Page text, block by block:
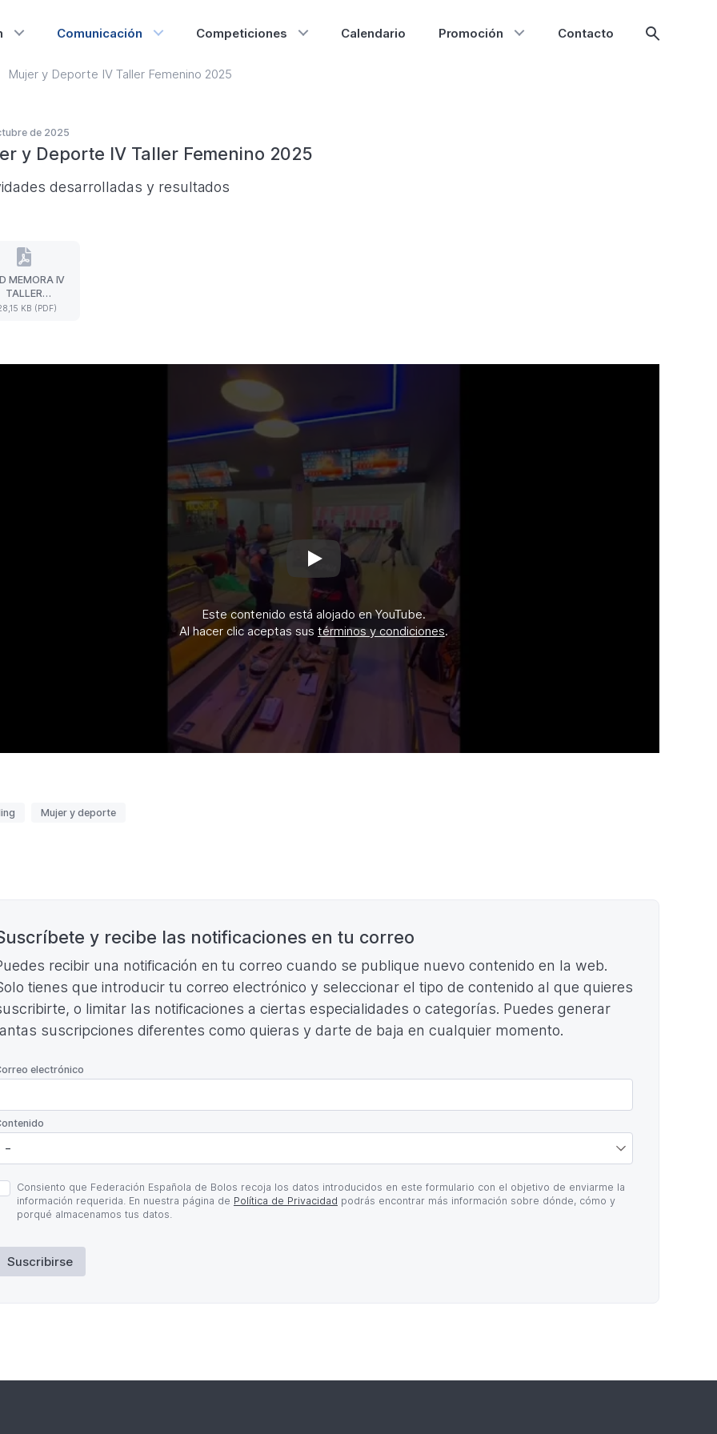
Comunicación Competiciones Calendario Promoción Contacto
Mostrar
Mujer y Deporte IV Taller Femenino 2025
de 2025
y Deporte IV Taller Femenino 2025
desarrolladas y resultados
MEMORA IV
TALLER
2025
KB (PDF)
MYD
MEMORA
IV
(Formato
Reproducir
Este contenido está alojado en YouTube.
Al hacer clic aceptas sus términos y condicionesde
(Se
abre
en
una
nueva
.
Mujer y deporte
y recibe las notificaciones en tu correo
recibir una notificación en tu correo cuando se publique nuevo contenido en la web.
tienes que introducir tu correo electrónico y seleccionar el tipo de contenido al que quieres
o limitar las notificaciones a ciertas especialidades o categorías. Puedes generar
suscripciones diferentes como quieras y darte de baja en cualquier momento.
electrónico
Política
Privacidad
Consiento que Federación Española de Bolos recoja los datos introducidos en este formulario con el objetivo de enviarme la
información requerida. En nuestra página de Política de Privacidad podrás encontrar más información sobre dónde, cómo y
porqué almacenamos tus datos.
Suscribirse